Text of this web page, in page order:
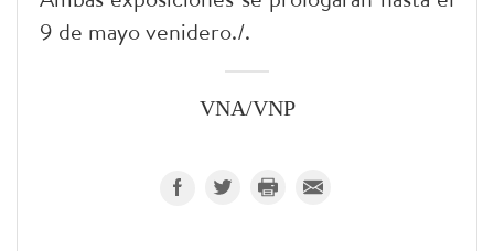
9 de mayo venidero./.
VNA/VNP